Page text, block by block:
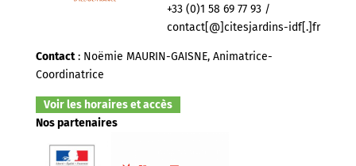
+33 (0)1 58 69 77 93 /
contact[@]citesjardins-idf[.]fr
Contact: Noëmie MAURIN-GAISNE, Animatrice-
Coordinatrice
Voir les horaires et accès
Nos partenaires